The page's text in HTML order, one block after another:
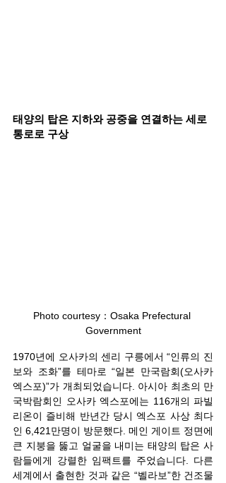
태양의 탑은 지하와 공중을 연결하는 세로
통로로 구상
Photo courtesy：Osaka Prefectural
Government
1970년에 오사카의 센리 구릉에서 “인류의 진
보와 조화”를 테마로 “일본 만국람회(오사카
엑스포)”가 개최되었습니다. 아시아 최초의 만
국박람회인 오사카 엑스포에는 116개의 파빌
리온이 즐비해 반년간 당시 엑스포 사상 최다
인 6,421만명이 방문했다. 메인 게이트 정면에
큰 지붕을 뚫고 얼굴을 내미는 태양의 탑은 사
람들에게 강렬한 임팩트를 주었습니다. 다른
세계에서 출현한 것과 같은 “벨라보”한 건조물